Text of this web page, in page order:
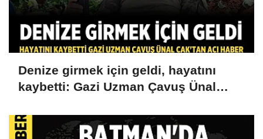
Denize girmek için geldi, hayatını
kaybetti: Gazi Uzman Çavuş Ünal